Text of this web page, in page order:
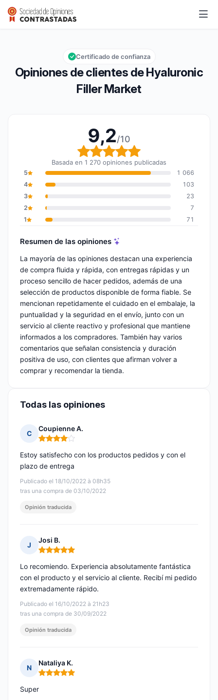
Hyaluronic Filler Market
Calificación global: 9,2 de 10
9,2/10
Opiniones de clientes de Hyaluronic
Filler Market
Certificado de confianza
9,2/10
Calificación global: 9,2
Basada en 1 270 opiniones publicadas
5
1 066
4
103
3
23
2
7
1
71
Resumen de las opiniones
La mayoría de las opiniones destacan una experiencia
de compra fluida y rápida, con entregas rápidas y un
proceso sencillo de hacer pedidos, además de una
selección de productos disponible de forma fiable. Se
mencionan repetidamente el cuidado en el embalaje, la
puntualidad y la seguridad en el envío, junto con un
servicio al cliente reactivo y profesional que mantiene
informados a los compradores. También hay varios
comentarios que señalan consistencia y duración
positiva de uso, con clientes que afirman volver a
comprar y recomendar la tienda.
Todas las opiniones
C
Coupienne A.
Nota: 4 de 5
Publicado el 18/10/2022 à 08h35
tras una compra de 03/10/2022
Estoy satisfecho con los productos pedidos y con el
plazo de entrega
Opinión traducida
J
Josi B.
Nota: 5 de 5
Publicado el 16/10/2022 à 21h23
tras una compra de 30/09/2022
Lo recomiendo. Experiencia absolutamente fantástica
con el producto y el servicio al cliente. Recibí mi pedido
extremadamente rápido.
Opinión traducida
N
Nataliya K.
Nota: 5 de 5
Super